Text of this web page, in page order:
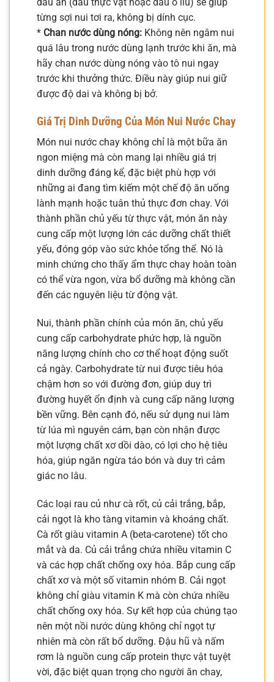
từng sợi nui tơi ra, không bị dính cục.
* Chan nước dùng nóng: Không nên ngâm nui
quá lâu trong nước dùng lạnh trước khi ăn, mà
hãy chan nước dùng nóng vào tô nui ngay
trước khi thưởng thức. Điều này giúp nui giữ
được độ dai và không bị bở.
Giá Trị Dinh Dưỡng Của Món Nui Nước Chay
Món nui nước chay không chỉ là một bữa ăn
ngon miệng mà còn mang lại nhiều giá trị
dinh dưỡng đáng kể, đặc biệt phù hợp với
những ai đang tìm kiếm một chế độ ăn uống
lành mạnh hoặc tuân thủ thực đơn chay. Với
thành phần chủ yếu từ thực vật, món ăn này
cung cấp một lượng lớn các dưỡng chất thiết
yếu, đóng góp vào sức khỏe tổng thể. Nó là
minh chứng cho thấy ẩm thực chay hoàn toàn
có thể vừa ngon, vừa bổ dưỡng mà không cần
đến các nguyên liệu từ động vật.
Nui, thành phần chính của món ăn, chủ yếu
cung cấp carbohydrate phức hợp, là nguồn
năng lượng chính cho cơ thể hoạt động suốt
cả ngày. Carbohydrate từ nui được tiêu hóa
chậm hơn so với đường đơn, giúp duy trì
đường huyết ổn định và cung cấp năng lượng
bền vững. Bên cạnh đó, nếu sử dụng nui làm
từ lúa mì nguyên cám, bạn còn nhận được
một lượng chất xơ dồi dào, có lợi cho hệ tiêu
hóa, giúp ngăn ngừa táo bón và duy trì cảm
giác no lâu.
Các loại rau củ như cà rốt, củ cải trắng, bắp,
cải ngọt là kho tàng vitamin và khoáng chất.
Cà rốt giàu vitamin A (beta-carotene) tốt cho
mắt và da. Củ cải trắng chứa nhiều vitamin C
và các hợp chất chống oxy hóa. Bắp cung cấp
chất xơ và một số vitamin nhóm B. Cải ngọt
không chỉ giàu vitamin K mà còn chứa nhiều
chất chống oxy hóa. Sự kết hợp của chúng tạo
nên một nồi nước dùng không chỉ ngọt tự
nhiên mà còn rất bổ dưỡng. Đậu hũ và nấm
rơm là nguồn cung cấp protein thực vật tuyệt
vời, đặc biệt quan trọng cho người ăn chay,